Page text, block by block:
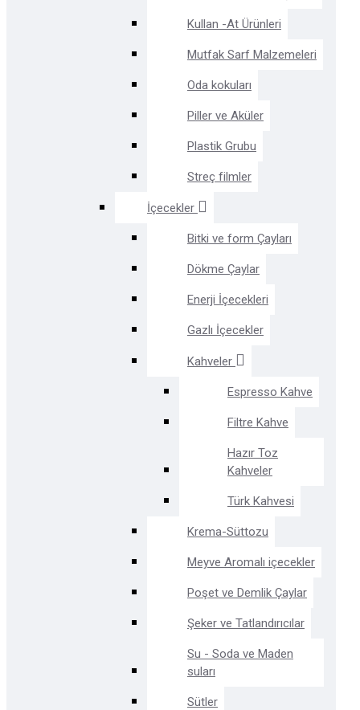
Kullan -At Ürünleri
Mutfak Sarf Malzemeleri
Oda kokuları
Piller ve Aküler
Plastik Grubu
Streç filmler
İçecekler
Bitki ve form Çayları
Dökme Çaylar
Enerji İçecekleri
Gazlı İçecekler
Kahveler
Espresso Kahve
Filtre Kahve
Hazır Toz
Kahveler
Türk Kahvesi
Krema-Süttozu
Meyve Aromalı içecekler
Poşet ve Demlik Çaylar
Şeker ve Tatlandırıcılar
Su - Soda ve Maden
suları
Sütler